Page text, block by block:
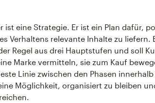
ist eine Strategie. Er ist ein Plan dafür,
Verhaltens relevante Inhalte zu liefern.
Regel aus drei Hauptstufen und soll
Marke vermitteln, sie zum Kauf
Linie zwischen den Phasen innerhalb
Möglichkeit, organisiert zu bleiben